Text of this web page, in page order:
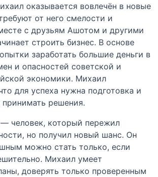
оказывается вовлечён в новые
от него смелости и
с друзьям Ашотом и другими
строить бизнес. В основе
заработать большие деньги в
и опасностей советской и
экономики. Михаил
для успеха нужна подготовка и
решения.
человек, который пережил
но получил новый шанс. Он
можно стать только, если
Михаил умеет
доверять только проверенным